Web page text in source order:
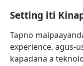
Setting iti
Tapno
experience, agus-
kapadana a
Donasion
(manglukat
iti
baro
a
window)
Watchtower
(manglukat
iti